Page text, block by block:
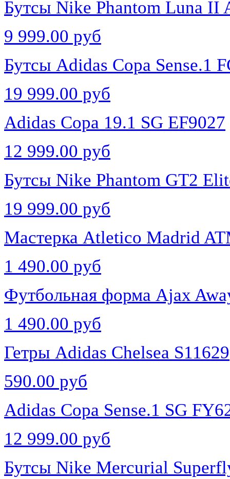
Бутсы Nike Phantom Luna II
9 999.00 руб
Бутсы Adidas Copa Sense.1
19 999.00 руб
Adidas Copa 19.1 SG EF9027
12 999.00 руб
Бутсы Nike Phantom GT2
19 999.00 руб
Мастерка Atletico Madrid
1 490.00 руб
Футбольная форма Ajax
1 490.00 руб
Гетры Adidas Chelsea S11629
590.00 руб
Adidas Copa Sense.1 SG
12 999.00 руб
Бутсы Nike Mercurial